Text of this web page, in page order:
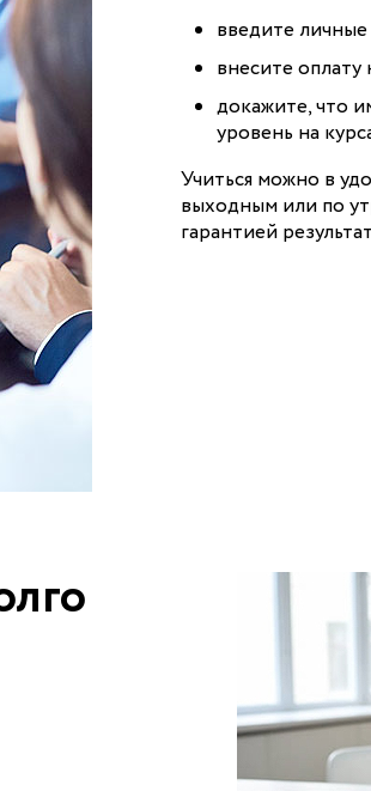
введите
внесите оплату
докажите, что
уровень на
Учиться можно в
выходным или по
гарантией